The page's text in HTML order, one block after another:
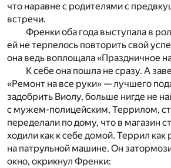
что наравне с родителями с
встречи.
Френки оба года выступала в
ей не терпелось повторить свой
она ведь воплощала «Праздничное
К себе она пошла не сразу. А
«Ремонт на все руки» — лучшего
задобрить Виолу, больше нигде не
с мужем-полицейским, Террилом,
переделали по дому, что в магазин
ходили как к себе домой. Террил
на патрульной машине. Он
окно, окрикнул Френки: